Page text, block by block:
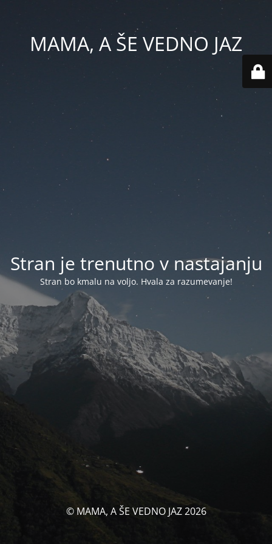
MAMA, A ŠE VEDNO JAZ
Stran je trenutno v nastajanju
Stran bo kmalu na voljo. Hvala za razumevanje!
© MAMA, A ŠE VEDNO JAZ 2026